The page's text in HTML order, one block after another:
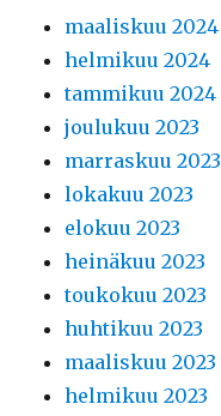
maaliskuu 2024
helmikuu 2024
tammikuu 2024
joulukuu 2023
marraskuu 2023
lokakuu 2023
elokuu 2023
heinäkuu 2023
toukokuu 2023
huhtikuu 2023
maaliskuu 2023
helmikuu 2023